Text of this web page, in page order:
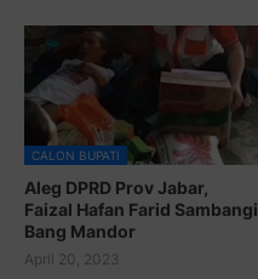
CALON BUPATI
Aleg DPRD Prov Jabar,
Faizal Hafan Farid Sambangi
Bang Mandor
April 20, 2023